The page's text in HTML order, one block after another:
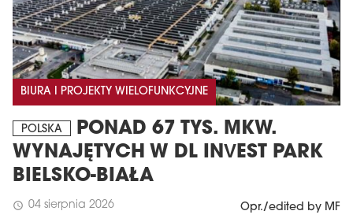
BIURA I PROJEKTY WIELOFUNKCYJNE
POLSKA
PONAD 67 TYS. MKW.
WYNAJĘTYCH W DL INVEST PARK
BIELSKO-BIAŁA
schedule 04 sierpnia 2026 Opr./edited by MF